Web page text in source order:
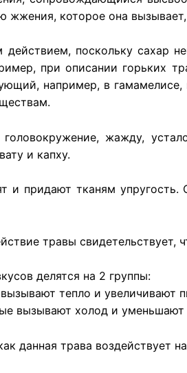
которое она
поскольку сахар
при описании горьких
например, в
жажду,
и капху.
и придают тканям
травы свидетельствует,
делятся на 2 группы:
тепло и увеличивают
вызывают холод и уменьшают
данная трава воздействует